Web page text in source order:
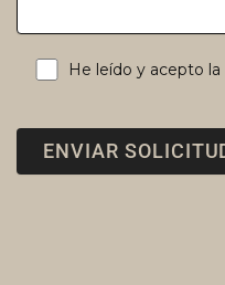
He leído y acepto la